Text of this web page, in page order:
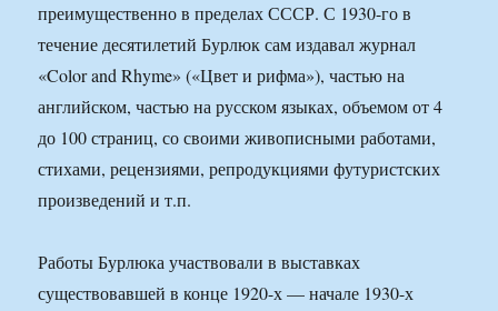
преимущественно в пределах СССР. С 1930-го в
течение десятилетий Бурлюк сам издавал журнал
«Color and Rhyme» («Цвет и рифма»), частью на
английском, частью на русском языках, объемом от 4
до 100 страниц, со своими живописными работами,
стихами, рецензиями, репродукциями футуристских
произведений и т.п.
Работы Бурлюка участвовали в выставках
существовавшей в конце 1920-х — начале 1930-х